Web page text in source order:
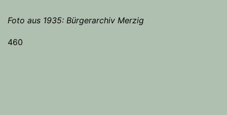
Foto aus 1935: Bürgerarchiv Merzig
460